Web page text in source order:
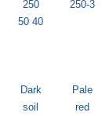
250
50 40
250-3
Dark
soil
Pale
red